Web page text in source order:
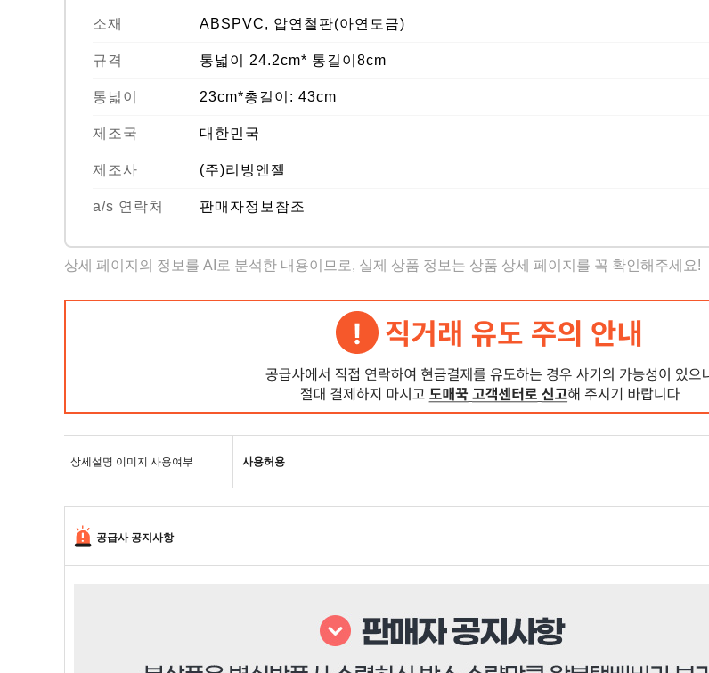
소재 ABSPVC, 압연철판(아연도금)
규격 통넓이 24.2cm* 통길이8cm
통넓이 23cm*총길이: 43cm
제조국 대한민국
제조사 (주)리빙엔젤
a/s 연락처 판매자정보참조
상세 페이지의 정보를 AI로 분석한 내용이므로, 실제 상품 정보는 상품 상세 페이지를 꼭 확인해주세요!
상세설명 이미지 사용여부 사용허용
공급사 공지사항